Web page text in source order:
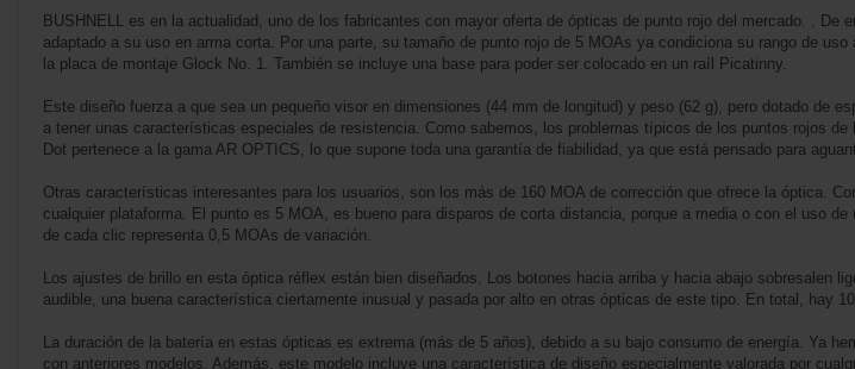
BUSHNELL es en la actualidad, uno de los fabricantes con mayor oferta de ópticas de punto rojo del mercado. .
adaptado a su uso en arma corta. Por una parte, su tamaño de punto rojo de 5 MOAs ya condiciona su rango de
la placa de montaje Glock No. 1. También se incluye una base para poder ser colocado en un raíl Picatinny.
Este diseño fuerza a que sea un pequeño visor en dimensiones (44 mm de longitud) y peso (62 g), pero dotado de
a tener unas características especiales de resistencia. Como sabemos, los problemas típicos de los puntos rojos
Dot pertenece a la gama AR OPTICS, lo que supone toda una garantía de fiabilidad, ya que está pensado para
Otras características interesantes para los usuarios, son los más de 160 MOA de corrección que ofrece la óptica.
cualquier plataforma. El punto es 5 MOA, es bueno para disparos de corta distancia, porque a media o con el uso
de cada clic representa 0,5 MOAs de variación.
Los ajustes de brillo en esta óptica réflex están bien diseñados. Los botones hacia arriba y hacia abajo sobresalen
audible, una buena característica ciertamente inusual y pasada por alto en otras ópticas de este tipo. En total, hay
La duración de la batería en estas ópticas es extrema (más de 5 años), debido a su bajo consumo de energía. Ya
con anteriores modelos. Además, este modelo incluye una característica de diseño especialmente valorada por